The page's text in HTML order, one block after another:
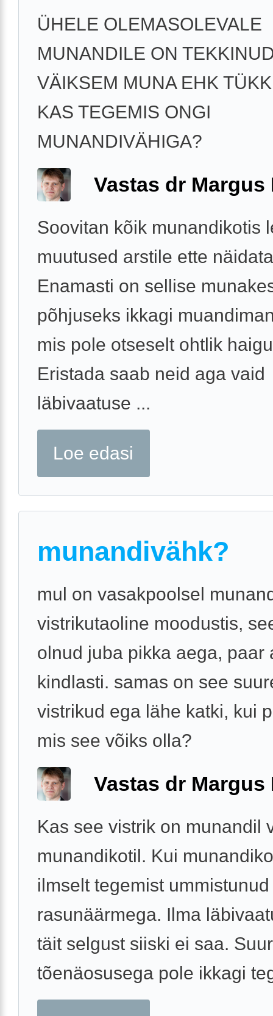
ÜHELE OLEMASOLEVALE
MUNANDILE ON
VÄIKSEM MUNA EHK
KAS TEGEMIS ONGI
MUNANDIVÄHIGA?
Vastas dr Margus
Soovitan kõik munandikotis
muutused arstile ette
Enamasti on sellise
põhjuseks ikkagi
mis pole otseselt ohtlik
Eristada saab neid aga vaid
läbivaatuse ...
Loe edasi
munandivähk?
mul on vasakpoolsel
vistrikutaoline moodustis,
olnud juba pikka aega, paar
kindlasti. samas on see
vistrikud ega lähe katki, kui
mis see võiks olla?
Vastas dr Margus
Kas see vistrik on munandil
munandikotil. Kui
ilmselt tegemist ummistunud
rasunäärmega. Ilma
täit selgust siiski ei saa.
tõenäosusega pole ikkagi